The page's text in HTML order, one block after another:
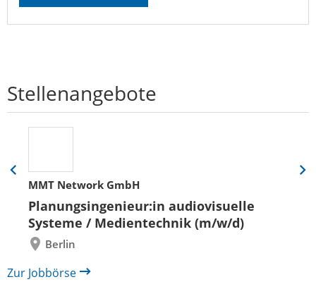
Stellenangebote
MMT Network GmbH
Planungsingenieur:in audiovisuelle
Systeme / Medientechnik (m/w/d)
Berlin
Eine
Folie
zurück
Eine
Zur Jobbörse